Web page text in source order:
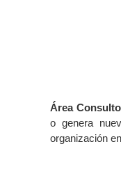
Área
o genera
organización